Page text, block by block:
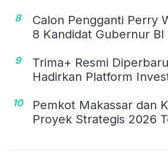
8
Calon Pengganti Perry
8 Kandidat Gubernur BI
9
Trima+ Resmi
Hadirkan Platform
10
Pemkot Makassar dan
Proyek Strategis 2026